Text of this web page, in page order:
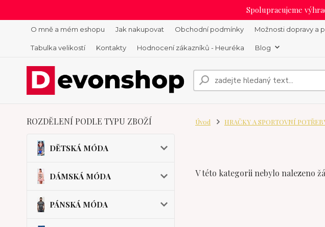
Spolupracujeme
O mně a mém eshopu Jak nakupovat Obchodní podmínky Možnosti dopravy a
Tabulka velikostí Kontakty Hodnocení zákazníků - Heuréka Blog
ROZDĚLENÍ PODLE TYPU ZBOŽÍ
DĚTSKÁ MÓDA
DÁMSKÁ MÓDA
PÁNSKÁ MÓDA
Úvod HRAČKY A SPORTOVNÍ
V této kategorii nebylo nalezeno